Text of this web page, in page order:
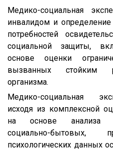
Медико-социальная
инвалидом и
потребностей
социальной защиты,
основе оценки
вызванных стойким
организма.
Медико-социальная
исходя из комплексной
на основе анализа
социально-бытовых,
психологических данных